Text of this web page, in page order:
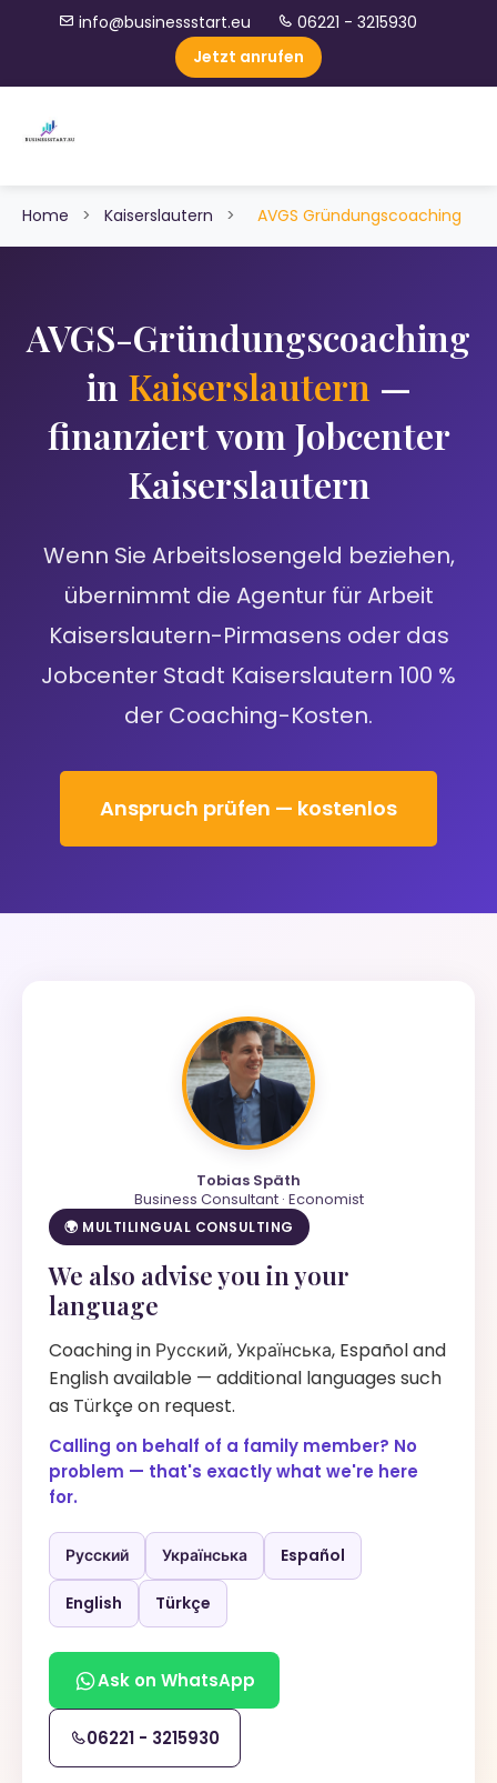
info@businessstart.eu
06221 - 3215930
Jetzt anrufen
Home > Kaiserslautern > AVGS Gründungscoaching
AVGS-Gründungscoaching
in Kaiserslautern —
finanziert vom Jobcenter
Kaiserslautern
Wenn Sie Arbeitslosengeld beziehen,
übernimmt die Agentur für Arbeit
Kaiserslautern-Pirmasens oder das
Jobcenter Stadt Kaiserslautern 100 %
der Coaching-Kosten.
Anspruch prüfen — kostenlos
Tobias Späth
Business Consultant · Economist
🌍 MULTILINGUAL CONSULTING
We also advise you in your
language
Coaching in Русский, Українська, Español and
English available — additional languages such
as Türkçe on request.
Calling on behalf of a family member? No
problem — that's exactly what we're here
for.
Русский Українська Español
English Türkçe
Ask on WhatsApp
06221 - 3215930